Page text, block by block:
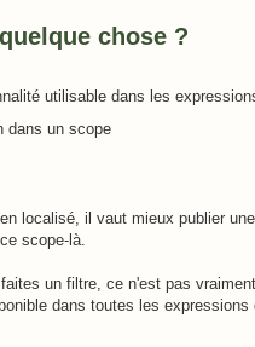
chose ?
utilisable dans les
dans un scope
localisé, il vaut mieux publier
scope-là.
un filtre, ce n'est pas
dans toutes les expressions